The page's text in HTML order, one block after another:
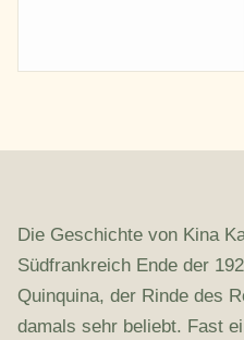
Die Geschichte von Kina
Südfrankreich Ende der
Quinquina, der Rinde des
damals sehr beliebt. Fast